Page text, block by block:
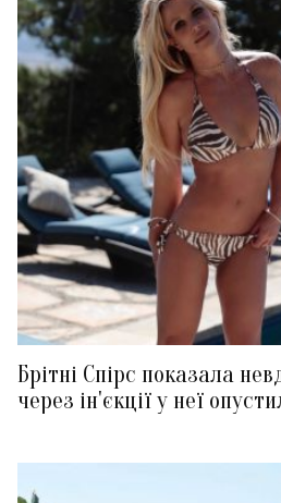
Брітні Спірс показала
через ін'єкції у неї